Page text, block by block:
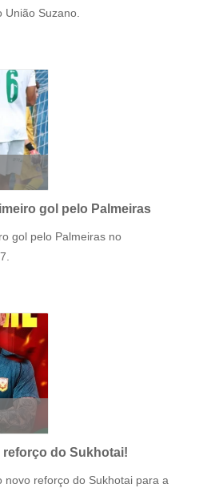
Suzano.
gol pelo Palmeiras
gol pelo Palmeiras no
reforço do Sukhotai!
novo reforço do Sukhotai para a